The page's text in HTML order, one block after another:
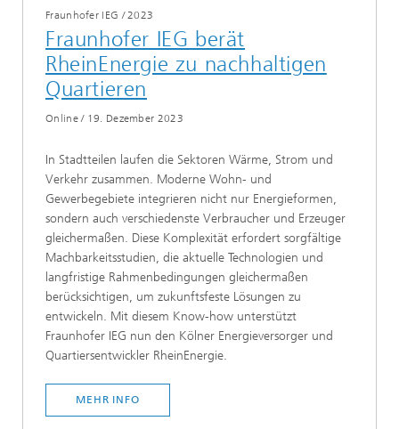
Fraunhofer IEG /2023
Fraunhofer IEG berät
RheinEnergie zu nachhaltigen
Quartieren
Online/ 19. Dezember 2023
In Stadtteilen laufen die Sektoren Wärme, Strom und
Verkehr zusammen. Moderne Wohn- und
Gewerbegebiete integrieren nicht nur Energieformen,
sondern auch verschiedenste Verbraucher und Erzeuger
gleichermaßen. Diese Komplexität erfordert sorgfältige
Machbarkeitsstudien, die aktuelle Technologien und
langfristige Rahmenbedingungen gleichermaßen
berücksichtigen, um zukunftsfeste Lösungen zu
entwickeln. Mit diesem Know-how unterstützt
Fraunhofer IEG nun den Kölner Energieversorger und
Quartiersentwickler RheinEnergie.
MEHR INFO